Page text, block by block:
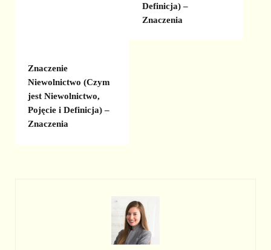
Definicja) –
Znaczenia
Znaczenie
Niewolnictwo (Czym
jest Niewolnictwo,
Pojęcie i Definicja) –
Znaczenia